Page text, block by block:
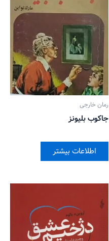
رمان خارجی
جاکوب بلیونز
اطلاعات بیشتر